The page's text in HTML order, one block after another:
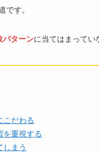
です。
パターンに当てはまってい
こだわる
を重視する
まう